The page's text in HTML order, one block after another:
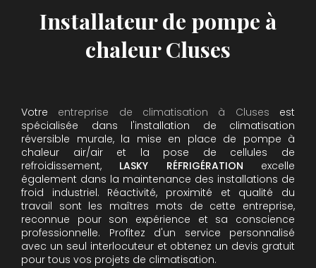
Installateur de pompe à
chaleur Cluses
Votre entreprise de climatisation à Cluses est
spécialisée dans l'installation de climatisation
réversible murale, la mise en place de pompe à
chaleur air/air et la pose de cellules de
refroidissement, LASKY RÉFRIGÉRATION excelle
également dans la maintenance des installations de
froid industriel. Réactivité, proximité et qualité du
travail sont les maîtres mots de cette entreprise,
reconnue pour son expérience et sa conscience
professionnelle. Profitez d'un service personnalisé
avec un seul interlocuteur et obtenez un devis gratuit
pour tous vos projets de climatisation.